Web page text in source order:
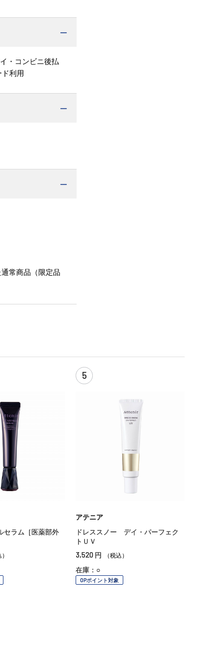
・コンビニ後払
利用
常商品（限定品
ラム［医薬部外
5
アテニア
ドレススノー デイ・パーフェク
トＵＶ
3,520 円 （税込）
在庫：○
OPポイント対象